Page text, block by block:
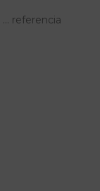
referencia